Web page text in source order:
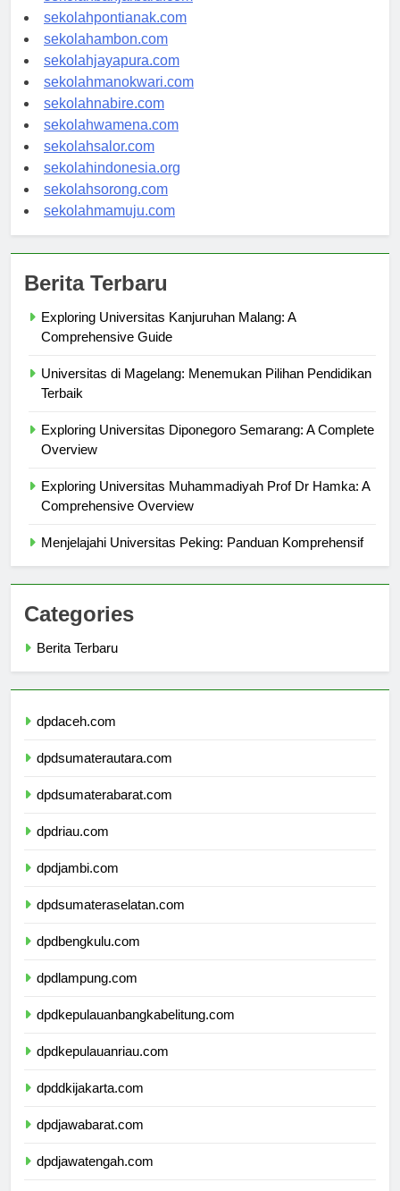
sekolahbanjarbaru.com
sekolahpontianak.com
sekolahambon.com
sekolahjayapura.com
sekolahmanokwari.com
sekolahnabire.com
sekolahwamena.com
sekolahsalor.com
sekolahindonesia.org
sekolahsorong.com
Exploring Universitas Kanjuruhan Malang: A
Universitas di Magelang: Menemukan Pilihan Pendidikan
Exploring Universitas Diponegoro Semarang: A Complete
Exploring Universitas Muhammadiyah Prof Dr Hamka: A
Categories